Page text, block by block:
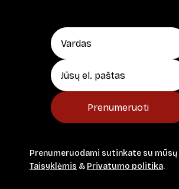
Prenumeruoti
Prenumeruodami sutinkate su mūsų
Taisyklėmis & Privatumo politika.